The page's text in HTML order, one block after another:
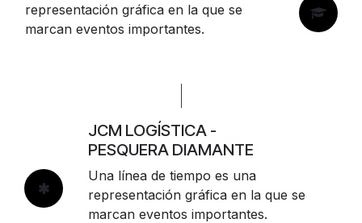
representación gráfica en la que se
marcan eventos importantes.
JCM LOGÍSTICA -
PESQUERA DIAMANTE
Una línea de tiempo es una
representación gráfica en la que se
marcan eventos importantes.